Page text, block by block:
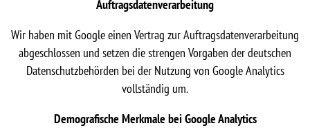
Auftragsdatenverarbeitung
Wir haben mit Google einen Vertrag zur Auftragsdatenverarbeitung
abgeschlossen und setzen die strengen Vorgaben der deutschen
Datenschutzbehörden bei der Nutzung von Google Analytics
vollständig um.
Demografische Merkmale bei Google Analytics